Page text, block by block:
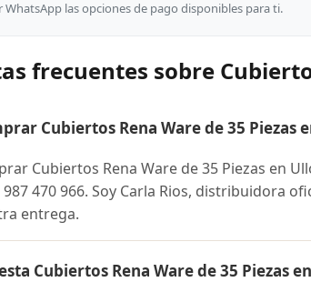
WhatsApp las opciones de pago disponibles para ti.
frecuentes sobre
Cubiertos Rena Ware de 35 Piezas
Cubiertos Rena Ware de 35 Piezas en
470 966. Soy Carla Rios, distribuidora
entrega.
Cubiertos Rena Ware de 35 Piezas